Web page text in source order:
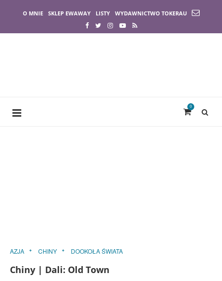
O MNIE SKLEP EWAWAY LISTY WYDAWNICTWO TOKERAU
0
AZJA CHINY DOOKOŁA ŚWIATA
Chiny | Dali: Old Town